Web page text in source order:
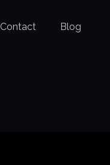
Contact Blog